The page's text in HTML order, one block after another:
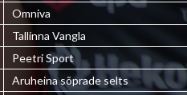
Omniva
Tallinna Vangla
Peetri Sport
Aruheina sõprade selts